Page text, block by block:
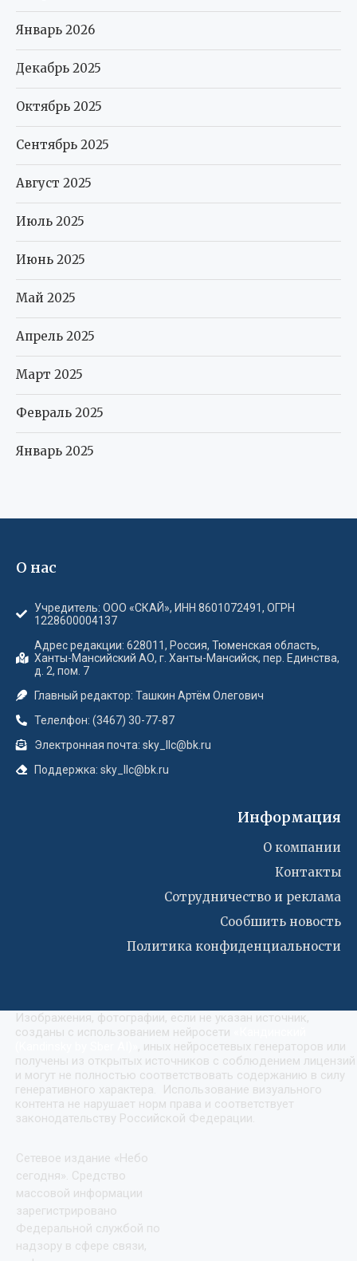
Январь 2026
Декабрь 2025
Октябрь 2025
Сентябрь 2025
Август 2025
Июль 2025
Июнь 2025
Май 2025
Апрель 2025
Март 2025
Февраль 2025
Январь 2025
О нас
Учредитель: ООО «СКАЙ», ИНН 8601072491, ОГРН
1228600004137
Адрес редакции: 628011, Россия, Тюменская область,
Ханты-Мансийский АО, г. Ханты-Мансийск, пер. Единства,
д. 2, пом. 7
Главный редактор: Ташкин Артём Олегович
Телелфон: (3467) 30-77-87
Электронная почта: sky_llc@bk.ru
Поддержка: sky_llc@bk.ru
Информация
О компании
Контакты
Сотрудничество и реклама
Сообшить новость
Политика конфиденциальности
Изображения, фотографии, если не указан источник,
созданы с использованием нейросети
, иных нейросетевых генераторов или
получены из открытых источников с соблюдением лицензий
и могут не полностью соответствовать содержанию в силу
генеративного характера. Использование визуального
контента не нарушает норм права и соответствует
законодательству Российской Федерации.
Сетевое издание «Небо
сегодня». Средство
массовой информации
зарегистрировано
Федеральной службой по
надзору в сфере связи,